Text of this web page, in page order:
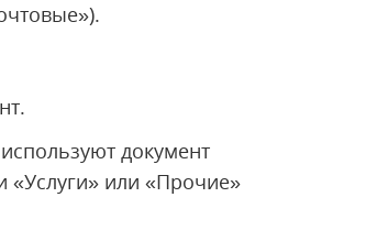
документ
«Услуги» или «Прочие»